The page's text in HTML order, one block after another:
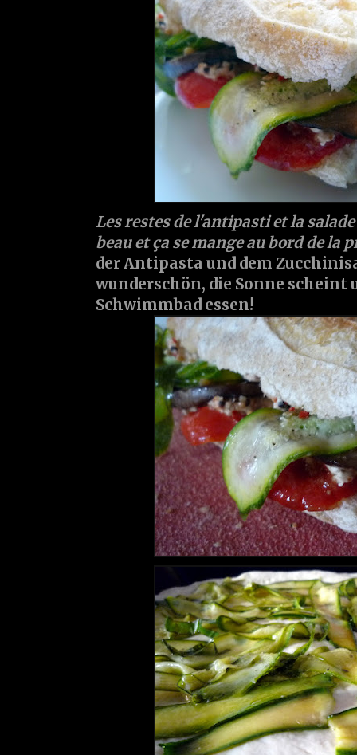
Les restes de l'antipasti et la
beau et ça se mange au bord de la
der Antipasta und dem
wunderschön, die Sonne scheint
Schwimmbad essen!